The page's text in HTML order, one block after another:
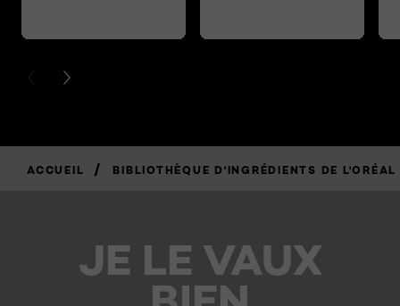
PREVIOUS CARD
NEXT CARD
ACCUEIL / BIBLIOTHÈQUE D'INGRÉDIENTS DE L'ORÉAL
JE LE VAUX